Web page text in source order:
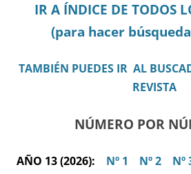
IR A ÍNDICE DE TODOS
(para hacer
TAMBIÉN PUEDES IR AL
REVISTA
NÚMERO POR
AÑO 13 (2026): Nº 1 Nº 2 Nº